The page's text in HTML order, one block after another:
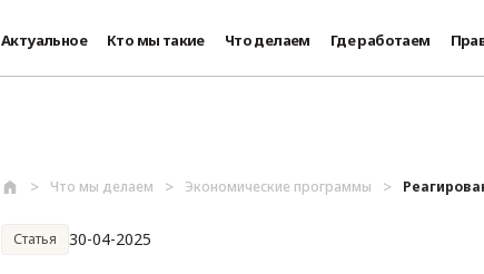
Актуальное Кто мы такие Что делаем Где работаем
Что мы делаем Экономические программы
Статья 30-04-2025